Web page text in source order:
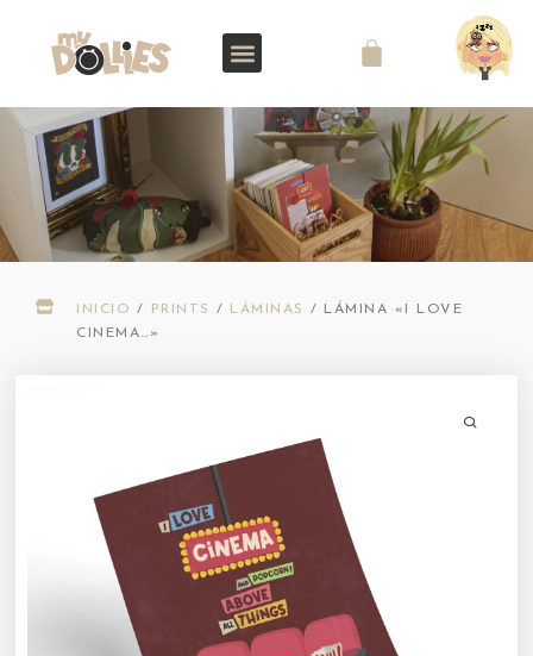
INICIO / PRINTS / LÁMINAS /
LÁMINA «I LOVE
CINEMA…»